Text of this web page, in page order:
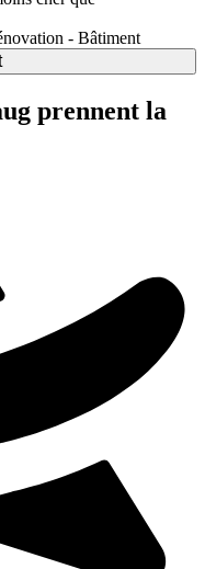
- Bâtiment
prennent la